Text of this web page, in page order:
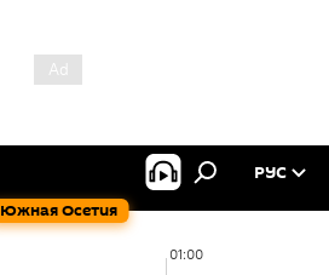
Южная Осетия
РУС
01:00